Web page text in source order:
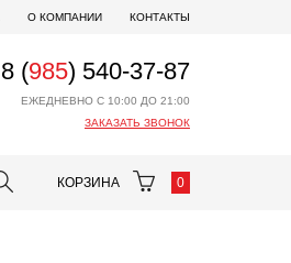
О КОМПАНИИ КОНТАКТЫ
8 (985) 540-37-87
ЕЖЕДНЕВНО С 10:00 ДО 21:00
ЗАКАЗАТЬ ЗВОНОК
КОРЗИНА 0